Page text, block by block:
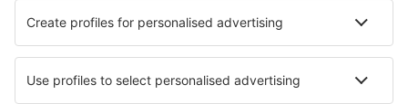
Hotel in Maitland Hotel Flinders